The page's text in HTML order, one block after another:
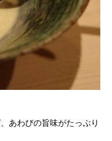
あわびの旨味がたっぷり